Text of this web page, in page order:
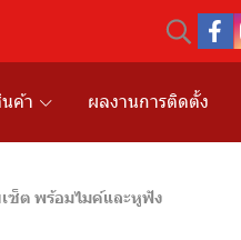
ค้า ผลงานการติดตั้ง
ซ็ต พร้อมไมค์และหูฟัง